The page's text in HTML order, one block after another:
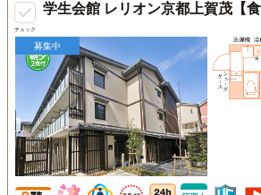
チェック
学生会館 レリオン京都上賀茂【食
募集中